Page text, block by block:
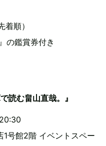
順）
の鑑賞券付き
読む畠山直哉。』
号館2階 イベントスペー